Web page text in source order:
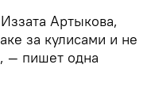
Артыкова,
за кулисами и не
— пишет одна